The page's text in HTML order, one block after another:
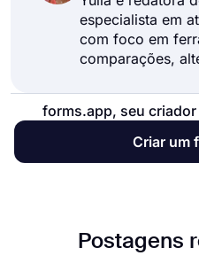
especialista em
com foco em
comparações,
forms.app, seu
Criar um
Postagens